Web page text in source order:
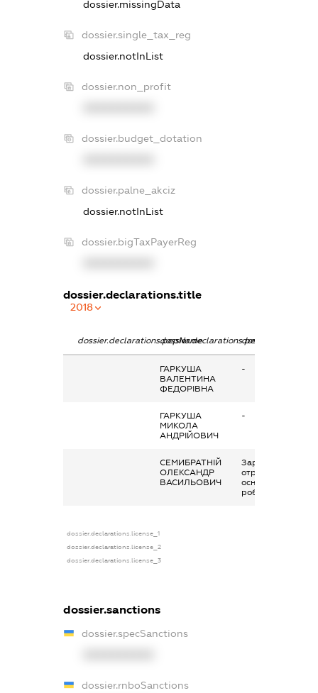
dossier.missingData
dossier.single_tax_reg
dossier.notInList
dossier.non_profit
dossier.budget_dotation
dossier.palne_akciz
dossier.notInList
dossier.bigTaxPayerReg
dossier.declarations.title
2018
dossier.declarations.pepNamedossier.declarations.personName
ГАРКУША
ВАЛЕНТИНА
ФЕДОРІВНА
-
ГАРКУША
МИКОЛА
АНДРІЙОВИЧ
-
СЕМИБРАТНІЙ
ОЛЕКСАНДР
ВАСИЛЬОВИЧ
Заробітна плата
отримана за
основним місцем
роботи
dossier.declarations.license_1
dossier.declarations.license_2
dossier.declarations.license_3
dossier.sanctions
dossier.specSanctions
dossier.rnboSanctions